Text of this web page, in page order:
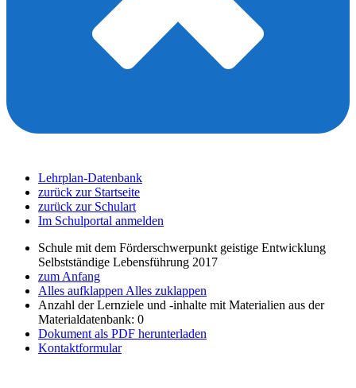
Lehrplan-Datenbank
zurück zur Startseite
zurück zur Schulart
Im Schulportal anmelden
Schule mit dem Förderschwerpunkt geistige Entwicklung
Selbstständige Lebensführung 2017
zum Anfang
Alles aufklappen Alles zuklappen
Anzahl der Lernziele und -inhalte mit Materialien aus der
Materialdatenbank: 0
Dokument als PDF herunterladen
Kontaktformular